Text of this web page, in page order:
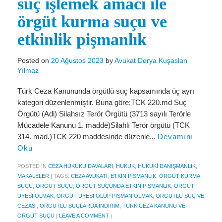
Miras Hukuku
İcra Ve İflas Hukuku
Gayrimenkul hukuku
Ticaret Hukuku
Basında Derya Kuşaslan
HESAPLAMA ARAÇLARI
İhbar Tazminatı Hesaplama
Kıdem Tazminatı Hesaplama
Fazla Mesai Hesaplama
İşsizlik Maaşı Hesaplama
suç işlemek amacı ile
örgüt kurma suçu ve
etkinlik pişmanlık
Posted on 20 Ağustos 2023 byAvukat Derya Kuşaslan
Yılmaz
Türk Ceza Kanununda örgütlü suç kapsamında üç ayrı
kategori düzenlenmiştir. Buna göre;TCK 220.md Suç
Örgütü (Adi) Silahsız Terör Örgütü (3713 sayılı Terörle
Mücadele Kanunu 1. madde)Silahlı Terör örgütü (TCK
314. mad.)TCK 220 maddesinde düzenle... Devamını
Oku
POSTED IN CEZA HUKUKU DAVALARI HUKUK HUKUKI DANIŞMANLIK
MAKALELER | TAGS: CEZA AVUKATI ETKIN PIŞMANLIK ÖRGÜT KURMA
SUÇU ÖRGÜT SUÇU ÖRGÜT SUÇUNDA ETKIN PIŞMANLIK ÖRGÜT
ÜYESI OLMAK ÖRGÜT ÜYESI OLUP PIŞMAN OLMAK ÖRGÜTLÜ SUÇ VE
CEZASI ÖRGÜTLÜ SUÇLARDA INDIRIM TÜRK CEZA KANUNU VE
ÖRGÜT SUÇU | LEAVE A COMMENT |